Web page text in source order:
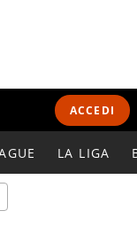
ACCEDI
LA LIGA